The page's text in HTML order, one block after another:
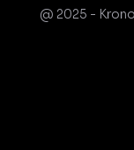
@ 2025 -